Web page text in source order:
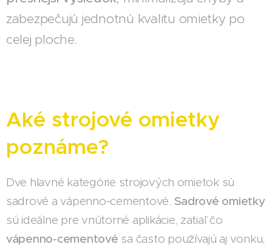
zabezpečujú jednotnú kvalitu omietky po
celej ploche.
Aké strojové omietky
poznáme?
Dve hlavné kategórie strojových omietok sú
sadrové a vápenno-cementové. Sadrové omietky
sú ideálne pre vnútorné aplikácie, zatiaľ čo
vápenno-cementové sa často používajú aj vonku,